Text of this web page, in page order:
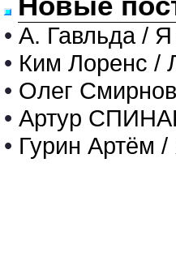
• А. Гавльда /
• Ким Лоренс /
• Олег
• Артур
• Гурин Артём